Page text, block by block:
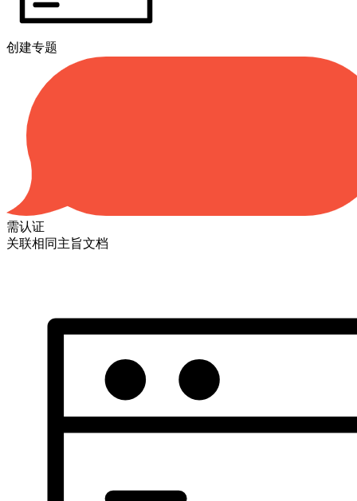
创建专题
需认证
关联相同主旨文档